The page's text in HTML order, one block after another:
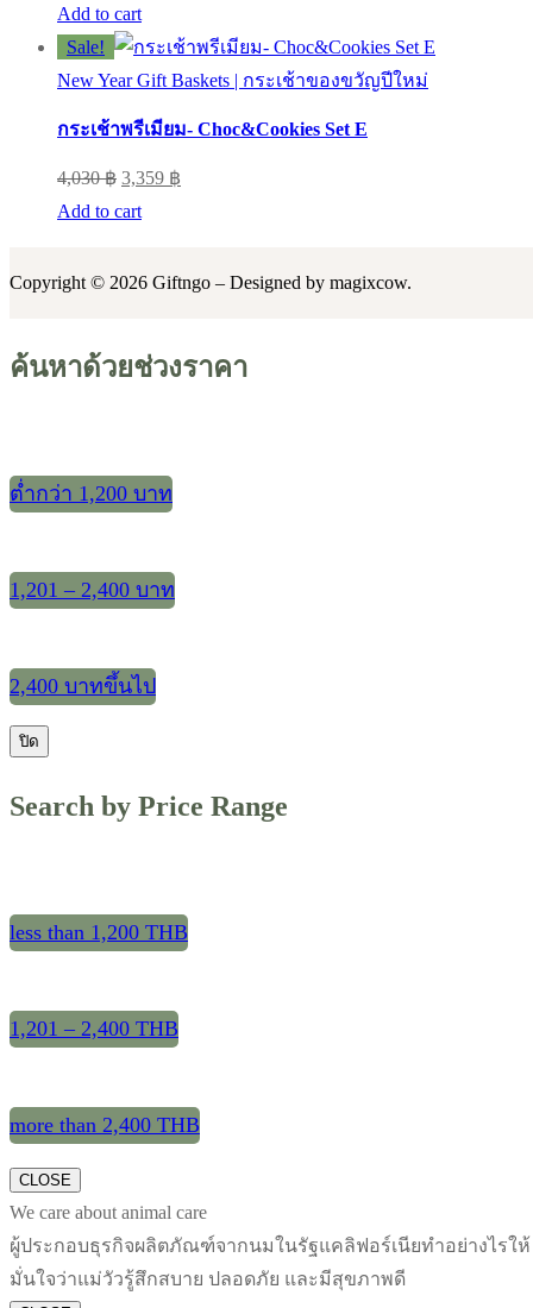
price
was:
2,940 ฿.
is:
2,450 ฿.
Add to cart
Sale!
New Year Gift Baskets | กระเช้าของขวัญปีใหม่
กระเช้าพรีเมียม- Choc&Cookies Set E
4,030฿ Original
price
4,030 ฿.
3,359 ฿
3,359 ฿.
Add to cart
Copyright © 2026 Giftngo – Designed by magixcow.
ค้นหาด้วยช่วงราคา
ต่ำกว่า 1,200 บาท
1,201 – 2,400 บาท
2,400 บาทขึ้นไป
ปิด
Search by Price Range
less than 1,200 THB
1,201 – 2,400 THB
more than 2,400 THB
CLOSE
We care about animal care
ผู้ประกอบธุรกิจผลิตภัณฑ์จากนมในรัฐแคลิฟอร์เนียทำอย่างไรให้
มั่นใจว่าแม่วัวรู้สึกสบาย ปลอดภัย และมีสุขภาพดี